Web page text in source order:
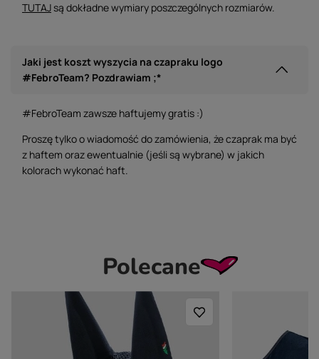
TUTAJsą dokładne wymiary poszczególnych rozmiarów.
Jaki jest koszt wyszycia na czapraku logo
#FebroTeam? Pozdrawiam ;*
#FebroTeam zawsze haftujemy gratis :)
Proszę tylko o wiadomość do zamówienia, że czaprak ma być
z haftem oraz ewentualnie (jeśli są wybrane) w jakich
kolorach wykonać haft.
Polecane